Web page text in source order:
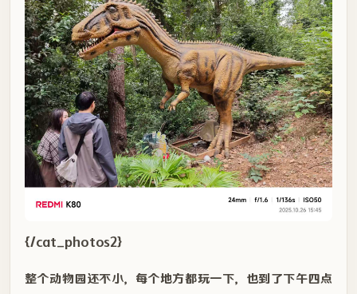
{/cat_photos2}
整个动物园还不小，每个地方都玩一下，也到了下午四点